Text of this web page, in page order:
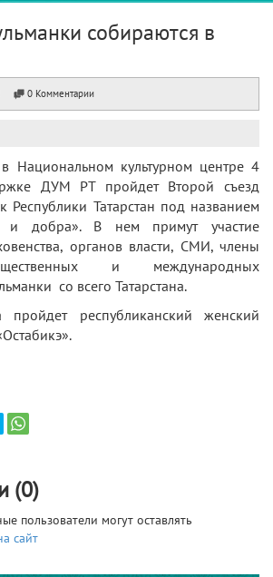
собираются в
0 Комментарии
Национальном культурном центре 4
ДУМ РТ пройдет Второй съезд
Республики Татарстан под названием
добра». В нем примут участие
органов власти, СМИ, члены
и международных
со всего Татарстана.
республиканский женский
(0)
пользователи могут оставлять
сайт